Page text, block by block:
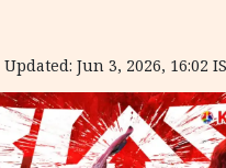
Updated: Jun 3, 2026, 16:02